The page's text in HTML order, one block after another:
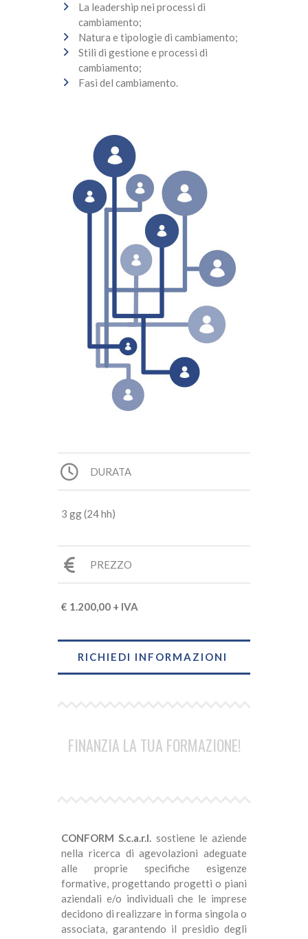
La leadership nei processi di
cambiamento;
Natura e tipologie di cambiamento;
Stili di gestione e processi di
cambiamento;
Fasi del cambiamento.
DURATA
3 gg (24 hh)
PREZZO
€ 1.200,00 + IVA
RICHIEDI INFORMAZIONI
FINANZIA LA TUA FORMAZIONE!
CONFORM S.c.a.r.l. sostiene le aziende
nella ricerca di agevolazioni adeguate
alle proprie specifiche esigenze
formative, progettando progetti o piani
aziendali e/o individuali che le imprese
decidono di realizzare in forma singola o
associata, garantendo il presidio degli